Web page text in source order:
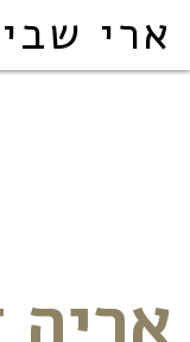
ארי
אריה